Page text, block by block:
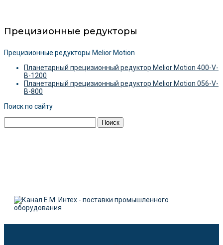
Прецизионные редукторы
Прецизионные редукторы Melior Motion
Планетарный прецизионный редуктор Melior Motion 400-V-
B-1200
Планетарный прецизионный редуктор Melior Motion 056-V-
B-800
Поиск по сайту